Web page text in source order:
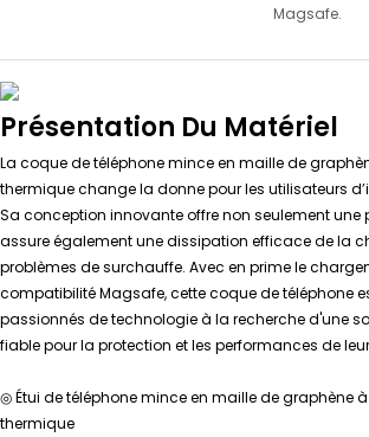
Magsafe.
Présentation Du Matériel
La coque de téléphone mince en maille de
thermique change la donne pour les utilisateurs
Sa conception innovante offre non seulement une
assure également une dissipation efficace de la
problèmes de surchauffe. Avec en prime le
compatibilité Magsafe, cette coque de téléphone
passionnés de technologie à la recherche d'une
fiable pour la protection et les performances de leur
◎ Étui de téléphone mince en maille de graphène
thermique